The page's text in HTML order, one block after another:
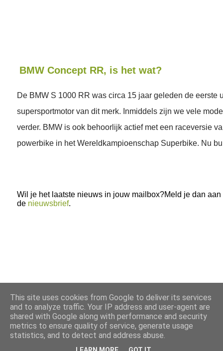
BMW Concept RR, is het wat?
De BMW S 1000 RR was circa 15 jaar geleden de eerste
supersportmotor van dit merk. Inmiddels zijn we vele
verder. BMW is ook behoorlijk actief met een raceversie
powerbike in het Wereldkampioenschap Superbike. Nu
Wil je het laatste nieuws in jouw mailbox?Meld je dan aan
de nieuwsbrief.
This site uses cookies from Google to deliver its services
and to analyze traffic. Your IP address and user-agent are
shared with Google along with performance and security
metrics to ensure quality of service, generate usage
statistics, and to detect and address abuse.